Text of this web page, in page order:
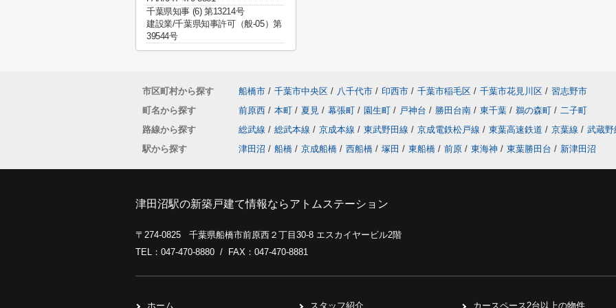
千葉県知事 (6) 第13214号
建設業/千葉県知事許可（般-05）第
39544号
市区町村から探す 船橋市 / 千葉市中央区 / 八千代市 / 印西市 / 千葉市稲毛区 / 千葉市花見川区 / 習志野市
町名から探す
前原西 / 本町 / 夏見 / 幕張町 / 園生町 / 戸神台 / 勝田台南 / 東千葉 / 鵜の森町 / 二子町
路線から探す
総武線 / 総武本線 / 京成本線 / 東武野田線 / 京成電鉄松戸線 / 東葉高速鉄道 / 京葉線 / 武蔵野
駅から探す
津田沼 / 船橋 / 京成船橋 / 西船橋 / 塚田 / 東船橋 / 前原 / 東海神 / 東葉勝田台 / 新津田沼
津田沼駅の新築戸建て情報ならアトムステーション
〒274-0825 千葉県船橋市前原西２丁目30-8 エスカイヤービル2階
TEL：047-470-8880 / FAX：047-470-8881
ホーム スタッフ紹介 カースペース2台以上の物件